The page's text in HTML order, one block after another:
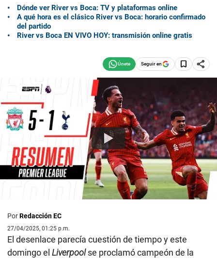
Dónde ver River vs Boca: TV y plataformas online
A qué hora es el clásico River vs Boca: horario confirmado
del partido
River vs Boca EN VIVO HOY: transmisión online gratis
Seguir en
PorRedacción EC
27/04/2025, 01:25 p.m.
El desenlace parecía cuestión de tiempo y este
domingo el Liverpoolse proclamó campeón de la